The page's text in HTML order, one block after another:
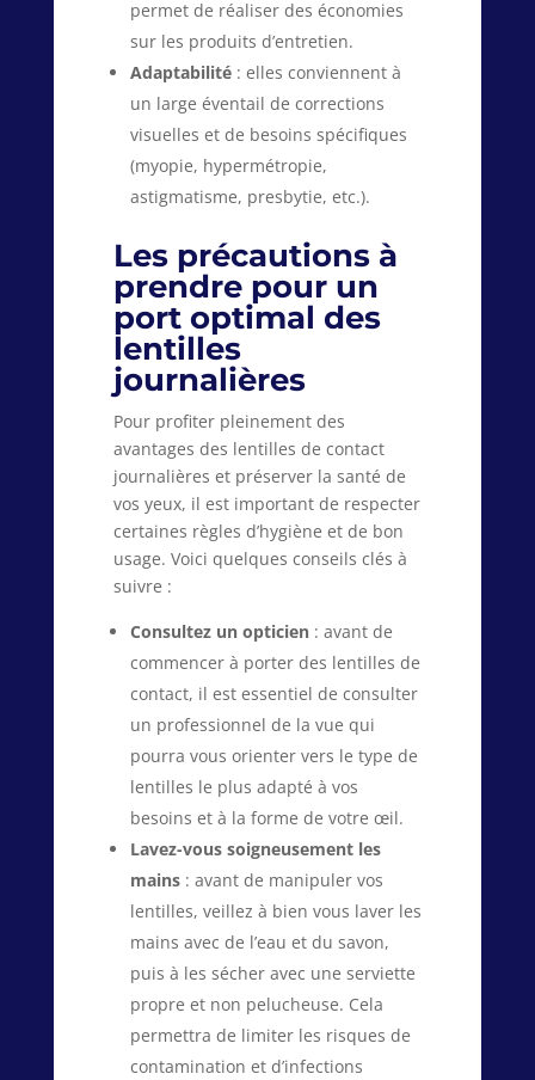
permet de réaliser des économies
sur les produits d’entretien.
Adaptabilité: elles conviennent à
un large éventail de corrections
visuelles et de besoins spécifiques
(myopie, hypermétropie,
astigmatisme, presbytie, etc.).
Les précautions à
prendre pour un
port optimal des
lentilles
journalières
Pour profiter pleinement des
avantages des lentilles de contact
journalières et préserver la santé de
vos yeux, il est important de respecter
certaines règles d’hygiène et de bon
usage. Voici quelques conseils clés à
suivre :
Consultez un opticien: avant de
commencer à porter des lentilles de
contact, il est essentiel de consulter
un professionnel de la vue qui
pourra vous orienter vers le type de
lentilles le plus adapté à vos
besoins et à la forme de votre œil.
Lavez-vous soigneusement les
mains: avant de manipuler vos
lentilles, veillez à bien vous laver les
mains avec de l’eau et du savon,
puis à les sécher avec une serviette
propre et non pelucheuse. Cela
permettra de limiter les risques de
contamination et d’infections